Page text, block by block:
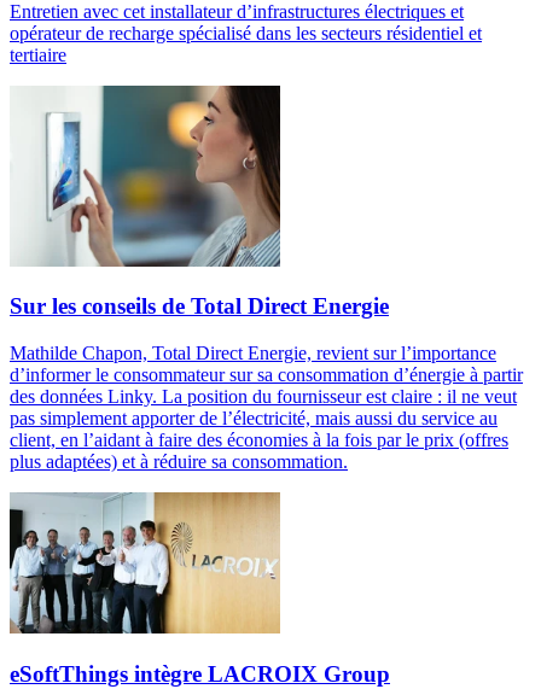
Entretien avec cet installateur d’infrastructures électriques et
opérateur de recharge spécialisé dans les secteurs résidentiel et
tertiaire
Sur les conseils de Total Direct Energie
Mathilde Chapon, Total Direct Energie, revient sur l’importance
d’informer le consommateur sur sa consommation d’énergie à partir
des données Linky. La position du fournisseur est claire : il ne veut
pas simplement apporter de l’électricité, mais aussi du service au
client, en l’aidant à faire des économies à la fois par le prix (offres
plus adaptées) et à réduire sa consommation.
eSoftThings intègre LACROIX Group